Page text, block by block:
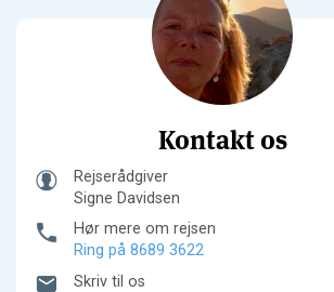
Kontakt os
Rejserådgiver
Signe Davidsen
Hør mere om rejsen
Ring på 8689 3622
Skriv til os